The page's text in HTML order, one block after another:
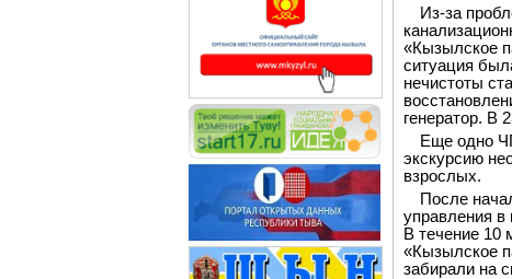
Из-за
«Кызылское
ситуация
нечистоты
генератор. В
Еще одно
экскурсию
взрослых.
После
управления в
В течение 10
«Кызылское
забирали на